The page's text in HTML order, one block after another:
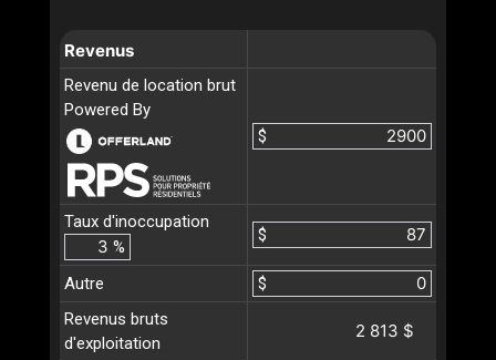
Revenus
Revenu de location brut
Powered By
$
Taux d'inoccupation
%
$
Autre
$
Revenus bruts
d'exploitation
2 813 $